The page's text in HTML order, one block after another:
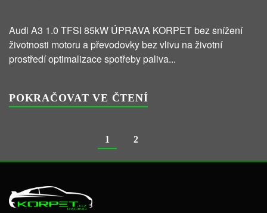
Audi A3 1.0 TFSI 85kW ÚPRAVA KORPET bez snížení
životnosti motoru a převodovky bez vlivu na životní
prostředí optimalizace spotřeby paliva...
POKRAČOVAT VE ČTENÍ
1 2